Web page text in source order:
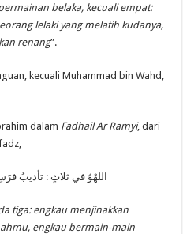
belaka, kecuali empat:
lelaki yang melatih kudanya,
renang”.
kecuali Muhammad bin Wahd,
dalam Fadhail Ar Ramyi, dari
اللهْوُ في ثلاثٍ : تأديبُ
tiga: engkau menjinakkan
engkau bermain-main